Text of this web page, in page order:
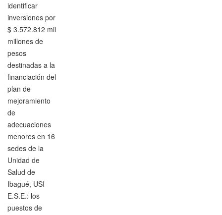
identificar
inversiones por
$ 3.572.812 mil
millones de
pesos
destinadas a la
financiación del
plan de
mejoramiento
de
adecuaciones
menores en 16
sedes de la
Unidad de
Salud de
Ibagué, USI
E.S.E.: los
puestos de